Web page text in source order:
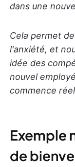
dans une
Cela permet
l'anxiété, et
idée des
nouvel
commence
Exemple
de